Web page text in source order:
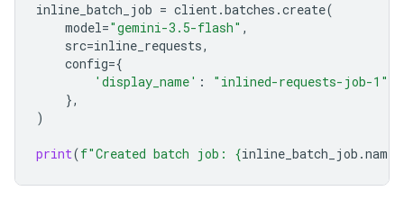
inline_batch_job = client.batches .create(
model="gemini-3.5-flash" ,
src=inline_requests,
config={
'display_name' : "inlined-requests-job-1"
},
)
print(f"Created batch job: {inline_batch_job .name